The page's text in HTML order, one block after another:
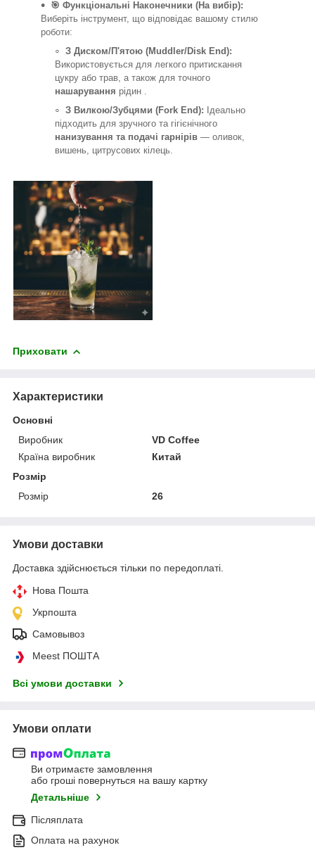
🎯 Функціональні Наконечники (На вибір):
Виберіть інструмент, що відповідає вашому стилю
роботи:
З Диском/П'ятою (Muddler/Disk End):
Використовується для легкого притискання
цукру або трав, а також для точного
нашарування рідин .
З Вилкою/Зубцями (Fork End): Ідеально
підходить для зручного та гігієнічного
нанизування та подачі гарнірів — оливок,
вишень, цитрусових кілець.
Приховати
Характеристики
Основні
Виробник
VD Coffee
Країна виробник
Китай
Розмір
Розмір
26
Умови доставки
Доставка здійснюється тільки по передоплаті.
Нова Пошта
Укрпошта
Самовывоз
Meest ПОШТА
Всі умови доставки
Умови оплати
Ви отримаєте замовлення
або гроші повернуться на вашу картку
Детальніше
Післяплата
Оплата на рахунок